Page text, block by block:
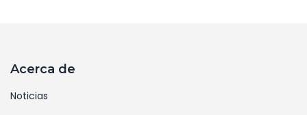
Acerca de
Noticias